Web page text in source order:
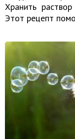
Хранить
Этот рецепт